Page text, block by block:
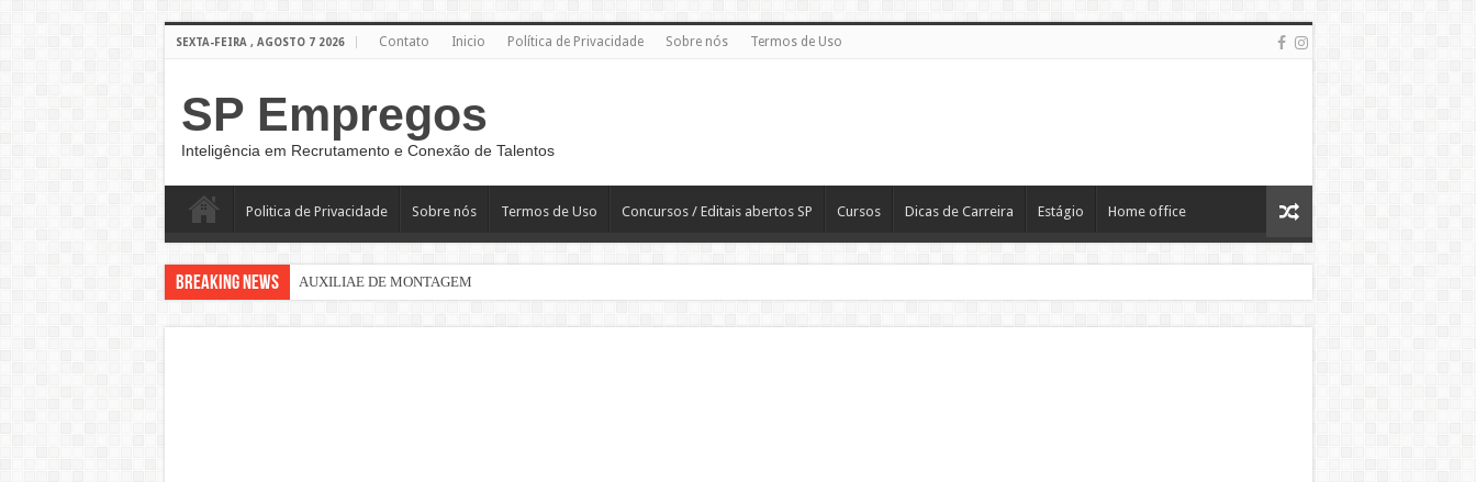
SEXTA-FEIRA , AGOSTO 7 2026 Contato Inicio Política de Privacidade Sobre nós Termos de Uso
SP Empregos
Inteligência em Recrutamento e Conexão de Talentos
Politica de Privacidade Sobre nós Termos de Uso Concursos / Editais abertos SP Cursos Dicas de Carreira Estágio Home office
Breaking News AUXILIAE DE MONTAGEM